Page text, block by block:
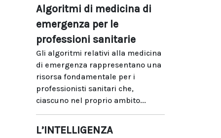
Algoritmi di medicina di
emergenza per le
professioni sanitarie
Gli algoritmi relativi alla medicina
di emergenza rappresentano una
risorsa fondamentale per i
professionisti sanitari che,
ciascuno nel proprio ambito...
L’INTELLIGENZA